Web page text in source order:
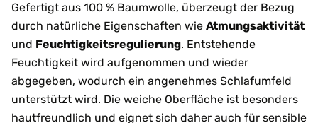
Gefertigt aus 100 % Baumwolle, überzeugt der Bezug
durch natürliche Eigenschaften wie Atmungsaktivität
und Feuchtigkeitsregulierung. Entstehende
Feuchtigkeit wird aufgenommen und wieder
abgegeben, wodurch ein angenehmes Schlafumfeld
unterstützt wird. Die weiche Oberfläche ist besonders
hautfreundlich und eignet sich daher auch für sensible